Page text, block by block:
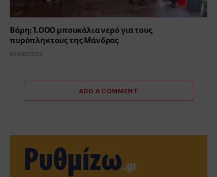
Βάρη: 1.000 μπουκάλια νερό για τους
πυρόπληκτους της Μάνδρας
05/08/2026
ADD A COMMENT